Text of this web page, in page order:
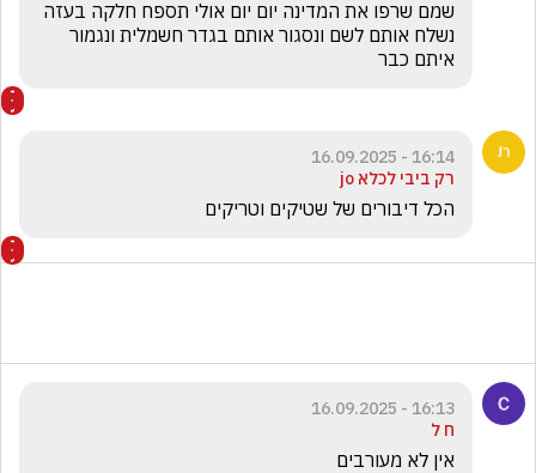
איתם כבר
16:14 - 16.09.2025
רק ביבי לכלא jo
הכל דיבורים של שטיקים וטריקים
16:13 - 16.09.2025
ח ל
אין לא מעורבים